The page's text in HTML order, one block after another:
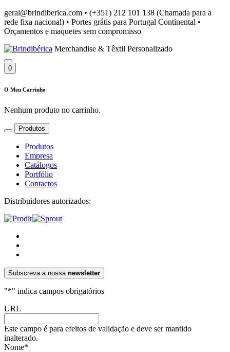
geral@brindiberica.com • (+351) 212 101 138 (Chamada para a
rede fixa nacional) • Portes grátis para Portugal Continental •
Orçamentos e maquetes sem compromisso
Merchandise & Têxtil Personalizado
0
O Meu Carrinho
Nenhum produto no carrinho.
Produtos
Produtos
Empresa
Catálogos
Portfólio
Contactos
Distribuidores autorizados:
Subscreva a nossa newsletter
"*" indica campos obrigatórios
URL
Este campo é para efeitos de validação e deve ser mantido
inalterado.
Nome*